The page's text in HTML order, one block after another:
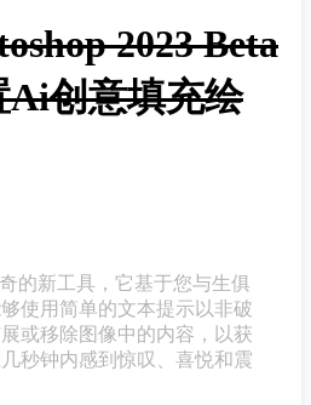
2023 Beta
创意填充绘
的新工具，它基于您与生俱
使用简单的文本提示以非破
或移除图像中的内容，以获
秒钟内感到惊叹、喜悦和震